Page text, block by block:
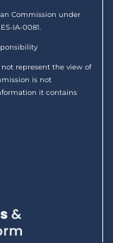
Commission under
IA-0081.
represent the view of
is not
it contains